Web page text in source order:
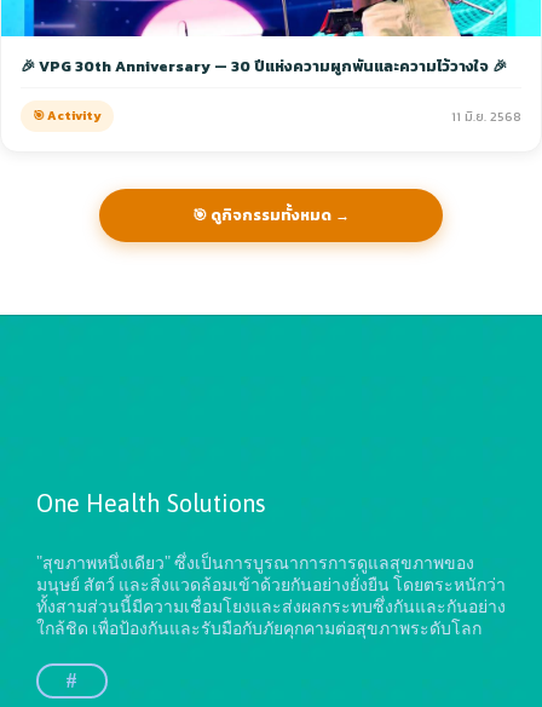
🎉 VPG 30th Anniversary — 30 ปีแห่งความผูกพันและความไว้วางใจ 🎉
🎯 Activity 11 มิ.ย. 2568
🎯 ดูกิจกรรมทั้งหมด →
One Health Solutions
"สุขภาพหนึ่งเดียว" ซึ่งเป็นการบูรณาการการดูแลสุขภาพของ
มนุษย์ สัตว์ และสิ่งแวดล้อมเข้าด้วยกันอย่างยั่งยืนโดยตระหนักว่า
ทั้งสามส่วนนี้มีความเชื่อมโยงและส่งผลกระทบซึ่งกันและกันอย่าง
ใกล้ชิด เพื่อป้องกันและรับมือกับภัยคุกคามต่อสุขภาพระดับโลก
#